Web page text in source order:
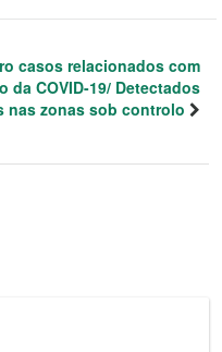
casos relacionados com
COVID-19/ Detectados
nas zonas sob controlo